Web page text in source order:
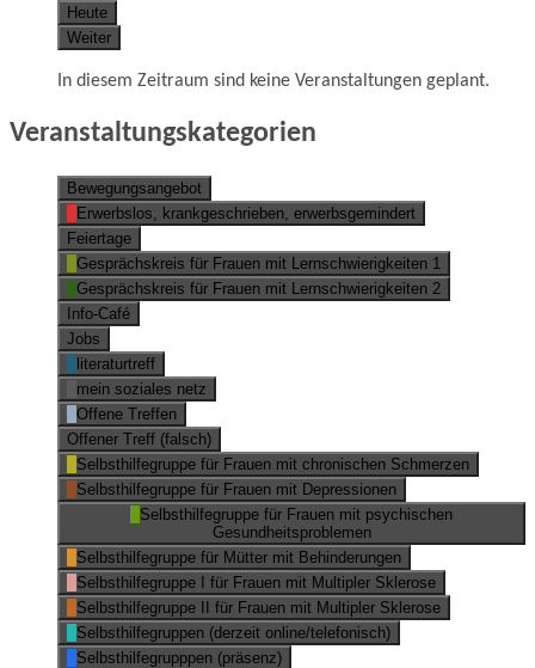
Heute
Weiter
In diesem Zeitraum sind keine Veranstaltungen geplant.
Veranstaltungskategorien
Bewegungsangebot
Erwerbslos, krankgeschrieben, erwerbsgemindert
Feiertage
Gesprächskreis für Frauen mit Lernschwierigkeiten 1
Gesprächskreis für Frauen mit Lernschwierigkeiten 2
Info-Café
Jobs
literaturtreff
mein soziales netz
Offene Treffen
Offener Treff (falsch)
Selbsthilfegruppe für Frauen mit chronischen Schmerzen
Selbsthilfegruppe für Frauen mit Depressionen
Selbsthilfegruppe für Frauen mit psychischen
Gesundheitsproblemen
Selbsthilfegruppe für Mütter mit Behinderungen
Selbsthilfegruppe I für Frauen mit Multipler Sklerose
Selbsthilfegruppe II für Frauen mit Multipler Sklerose
Selbsthilfegruppen (derzeit online/telefonisch)
Selbsthilfegrupppen (präsenz)